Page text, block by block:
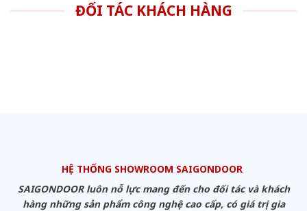
ĐỐI TÁC KHÁCH HÀNG
HỆ THỐNG SHOWROOM SAIGONDOOR
SAIGONDOOR luôn nỗ lực mang đến cho đối tác và khách
hàng những sản phẩm công nghệ cao cấp, có giá trị gia